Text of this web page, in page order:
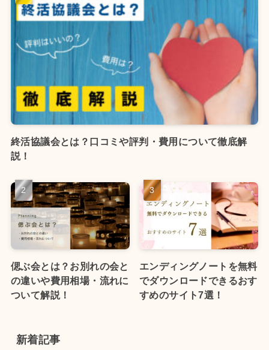
終活協議会とは？口コミや評判・費用について徹底解
説！
偲ぶ会とは？お別れの会と
の違いや費用相場・流れに
ついて解説！
エンディングノートを無料
でダウンロードできるおす
すめのサイト7選！
新着記事